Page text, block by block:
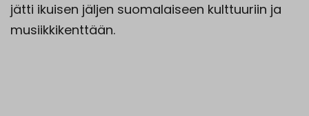
jätti ikuisen jäljen suomalaiseen kulttuuriin ja
musiikkikenttään.